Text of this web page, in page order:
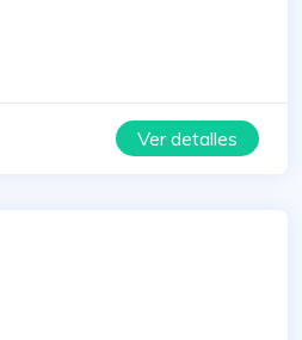
Ver detalles